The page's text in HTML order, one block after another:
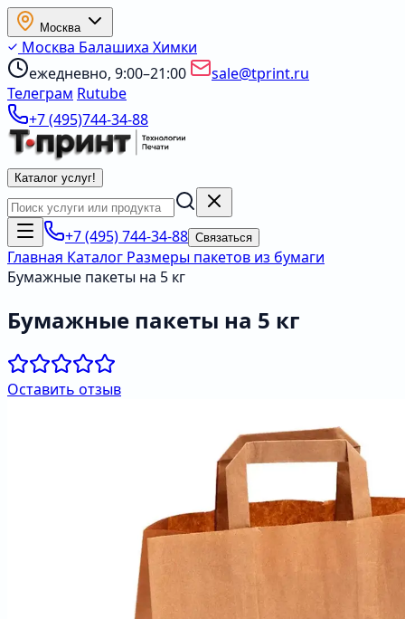
Москва
Москва Балашиха Химки
ежедневно, 9:00–21:00
sale@tprint.ru
Телеграм Rutube
+7 (495)744-34-88
Каталог услуг!
+7 (495) 744-34-88 Связаться
Главная Каталог Размеры пакетов из бумаги
Бумажные пакеты на 5 кг
Бумажные пакеты на 5 кг
Оставить отзыв